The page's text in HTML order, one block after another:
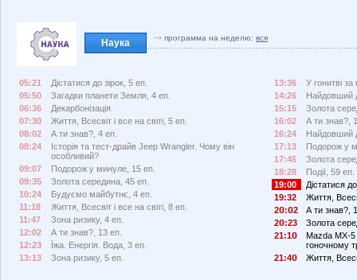
Наука программа на неделю: вся
05:21
Дістатися до зірок, 5 еп.
05:50
Загадки планети Земля, 4 еп.
06:36
Декарбонізація.
07:30
Життя, Всесвіт і все на світі, 5 еп.
08:02
А ти знав?, 4 еп.
08:24
Історія та тест-драйв Jeep Wrangler. Чому він
особливий?
09:07
Подорож у минуле, 15 еп.
09:35
Золота середина, 45 еп.
10:24
Будуємо майбутнє, 4 еп.
11:18
Життя, Всесвіт і все на світі, 8 еп.
11:47
Зона ризику, 4 еп.
12:02
А ти знав?, 13 еп.
12:23
Їжа. Енергія. Вода, 3 еп.
13:13
Зона ризику, 5 еп.
13:36
У гонитві за
14:26
Найдовший
15:15
Золота
16:02
А ти знав?,
16:24
Найдовший
17:13
Подорож у
17:45
Золота
18:28
Події, 59 еп.
19:00
Дістатися
19:32
Життя,
2
: 2
А ти знав?,
2
:23
Золота
21:1
Mazda MX-
гоночному
21:4
Життя,